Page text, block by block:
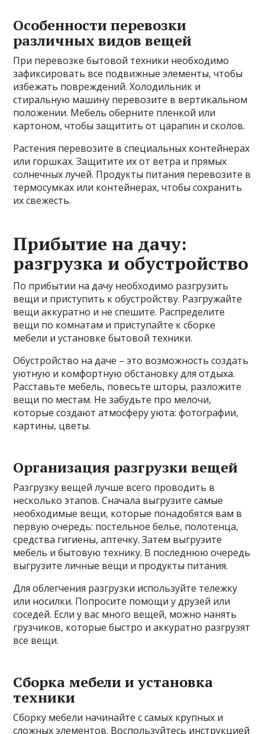
Особенности перевозки
различных видов вещей
При перевозке бытовой техники необходимо
зафиксировать все подвижные элементы, чтобы
избежать повреждений. Холодильник и
стиральную машину перевозите в вертикальном
положении. Мебель оберните пленкой или
картоном, чтобы защитить от царапин и сколов.
Растения перевозите в специальных контейнерах
или горшках. Защитите их от ветра и прямых
солнечных лучей. Продукты питания перевозите в
термосумках или контейнерах, чтобы сохранить
их свежесть.
Прибытие на дачу:
разгрузка и обустройство
По прибытии на дачу необходимо разгрузить
вещи и приступить к обустройству. Разгружайте
вещи аккуратно и не спешите. Распределите
вещи по комнатам и приступайте к сборке
мебели и установке бытовой техники.
Обустройство на даче – это возможность создать
уютную и комфортную обстановку для отдыха.
Расставьте мебель, повесьте шторы, разложите
вещи по местам. Не забудьте про мелочи,
которые создают атмосферу уюта: фотографии,
картины, цветы.
Организация разгрузки вещей
Разгрузку вещей лучше всего проводить в
несколько этапов. Сначала выгрузите самые
необходимые вещи, которые понадобятся вам в
первую очередь: постельное белье, полотенца,
средства гигиены, аптечку. Затем выгрузите
мебель и бытовую технику. В последнюю очередь
выгрузите личные вещи и продукты питания.
Для облегчения разгрузки используйте тележку
или носилки. Попросите помощи у друзей или
соседей. Если у вас много вещей, можно нанять
грузчиков, которые быстро и аккуратно разгрузят
все вещи.
Сборка мебели и установка
техники
Сборку мебели начинайте с самых крупных и
сложных элементов. Воспользуйтесь инструкцией